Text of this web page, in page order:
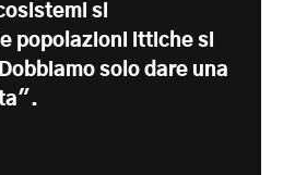
si
popolazioni ittiche si
solo dare una